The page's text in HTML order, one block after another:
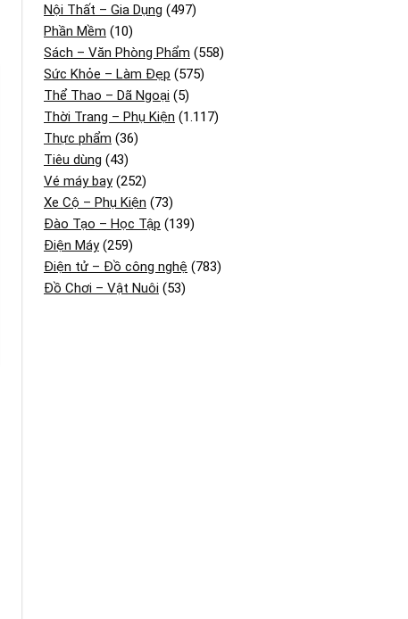
Nội Thất – Gia Dụng (497)
Phần Mềm (10)
Sách – Văn Phòng Phẩm (558)
Sức Khỏe – Làm Đẹp (575)
Thể Thao – Dã Ngoại (5)
Thời Trang – Phụ Kiện (1.117)
Thực phẩm (36)
Tiêu dùng (43)
Vé máy bay(252)
Xe Cộ – Phụ Kiện (73)
Đào Tạo – Học Tập (139)
Điện Máy(259)
Điện tử – Đồ công nghệ (783)
Đồ Chơi – Vật Nuôi (53)